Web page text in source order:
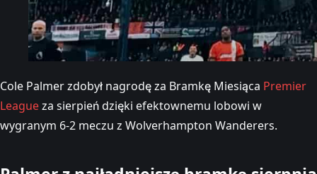
Cole Palmer zdobył nagrodę za Bramkę Miesiąca Premier
Leagueza sierpień dzięki efektownemu lobowi w
wygranym 6-2 meczu z Wolverhampton Wanderers.